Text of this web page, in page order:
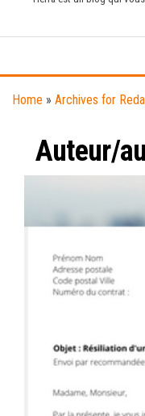
Home » Archives for
Auteur/